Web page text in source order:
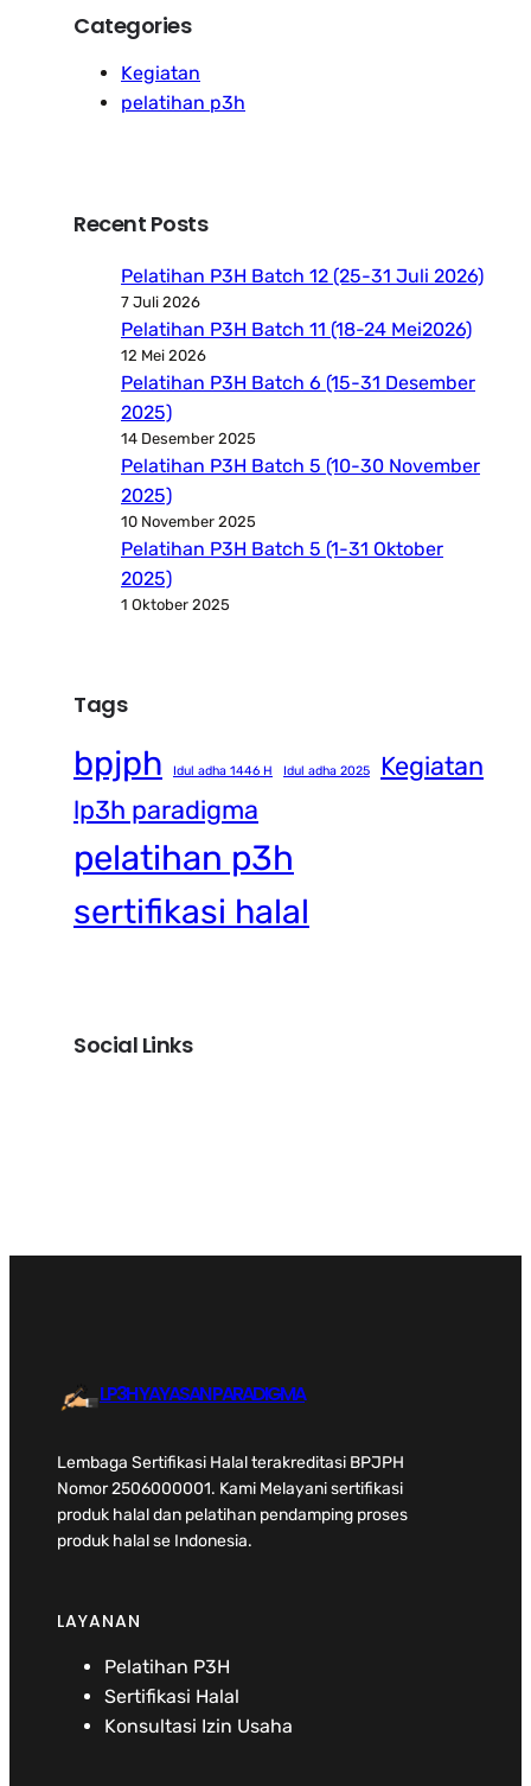
Categories
Kegiatan
pelatihan p3h
Recent Posts
Pelatihan P3H Batch 12 (25-31 Juli 2026)
7 Juli 2026
Pelatihan P3H Batch 11 (18-24 Mei2026)
12 Mei 2026
Pelatihan P3H Batch 6 (15-31 Desember
2025)
14 Desember 2025
Pelatihan P3H Batch 5 (10-30 November
2025)
10 November 2025
Pelatihan P3H Batch 5 (1-31 Oktober
2025)
1 Oktober 2025
Tags
bpjph Idul adha 1446 H Idul adha 2025
Kegiatan
lp3h paradigma
pelatihan p3h
sertifikasi halal
Social Links
LP3H YAYASAN PARADIGMA
Lembaga Sertifikasi Halal terakreditasi BPJPH
Nomor 2506000001. Kami Melayani sertifikasi
produk halal dan pelatihan pendamping proses
produk halal se Indonesia.
LAYANAN
Pelatihan P3H
Sertifikasi Halal
Konsultasi Izin Usaha